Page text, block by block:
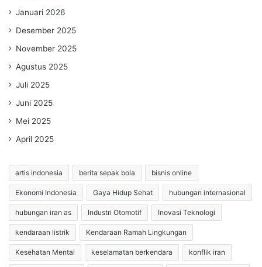
Januari 2026
Desember 2025
November 2025
Agustus 2025
Juli 2025
Juni 2025
Mei 2025
April 2025
artis indonesia berita sepak bola bisnis online
Ekonomi Indonesia Gaya Hidup Sehat hubungan internasional
hubungan iran as Industri Otomotif Inovasi Teknologi
kendaraan listrik Kendaraan Ramah Lingkungan
Kesehatan Mental keselamatan berkendara konflik iran